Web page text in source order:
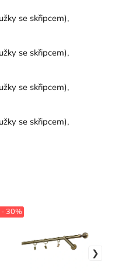
se skřipcem),
se skřipcem),
se skřipcem),
se skřipcem),
- 30%